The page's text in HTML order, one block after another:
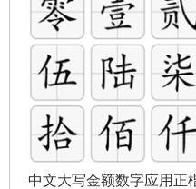
中文大写金额数字应用正